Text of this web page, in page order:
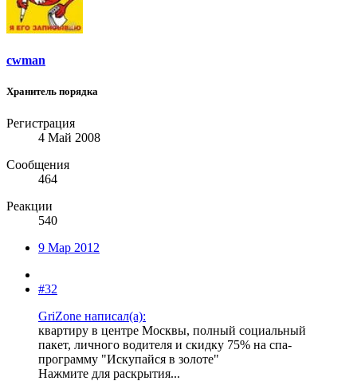
cwman
Хранитель порядка
Регистрация
4 Май 2008
Сообщения
464
Реакции
540
9 Мар 2012
#32
GriZone написал(а):
квартиру в центре Москвы, полный социальный
пакет, личного водителя и скидку 75% на спа-
программу "Искупайся в золоте"
Нажмите для раскрытия...